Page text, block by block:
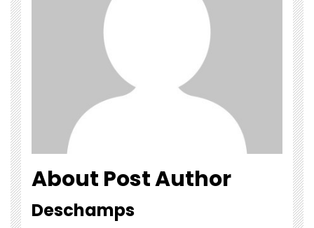
About Post Author
Deschamps